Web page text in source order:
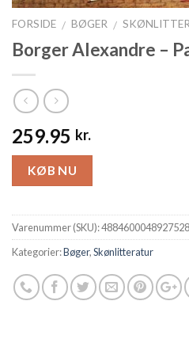
FORSIDE / BØGER /
Borger Alexandre –
259.95 kr.
KØB NU
Varenummer (SKU):4884600048927528
Kategorier:Bøger,Skønlitteratur